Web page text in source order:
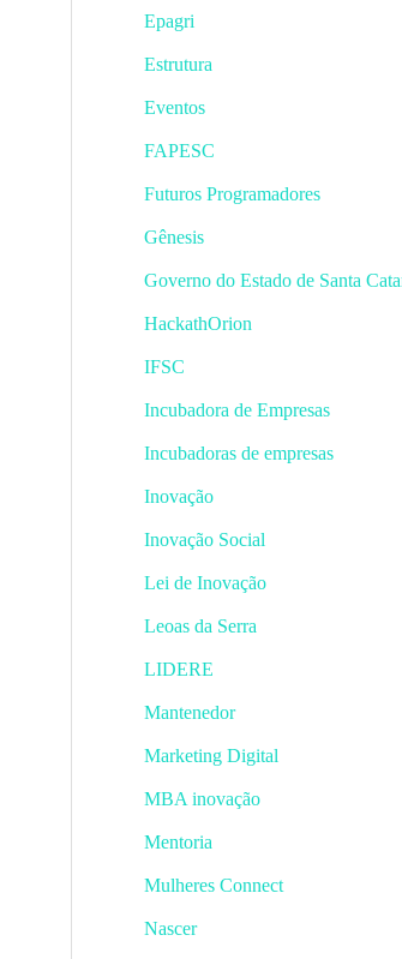
Epagri
Estrutura
Eventos
FAPESC
Futuros Programadores
Gênesis
Governo do Estado de Santa
HackathOrion
IFSC
Incubadora de Empresas
Incubadoras de empresas
Inovação
Inovação Social
Lei de Inovação
Leoas da Serra
LIDERE
Mantenedor
Marketing Digital
MBA inovação
Mentoria
Mulheres Connect
Nascer